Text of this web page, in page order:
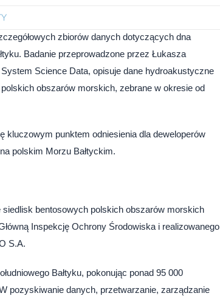
zbiorów danych dotyczących dna
Badanie przeprowadzone przez Łukasza
Science Data, opisuje dane hydroakustyczne
obszarów morskich, zebrane w okresie od
kluczowym punktem odniesienia dla deweloperów
polskim Morzu Bałtyckim.
siedlisk bentosowych polskich obszarów morskich
Inspekcję Ochrony Środowiska i realizowanego
S.A.
Bałtyku, pokonując ponad 95 000
pozyskiwanie danych, przetwarzanie, zarządzanie